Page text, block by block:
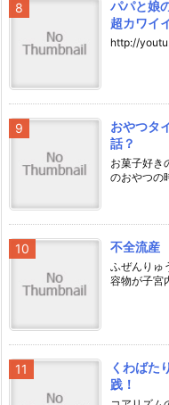
パパと娘
超カワイ
http://
おやつタ
話？
お菓子好き
のおやつの
不全流産
ふぜんりゅ
容物が子宮
くわばた
践！